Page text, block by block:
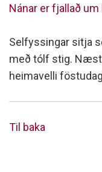
Nánar er fjallað
Selfyssingar sitja
með tólf stig.
heimavelli
Til baka